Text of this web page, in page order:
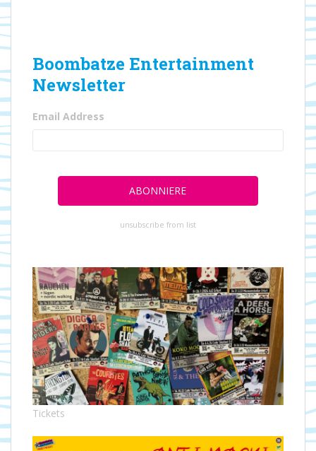
Boombatze Entertainment
Newsletter
Email Address
unsubscribe from list
Tickets